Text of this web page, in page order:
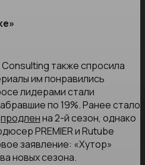
также спросила
им понравились
лидерами стали
по 19%. Ранее стало
продленна 2-й сезон, однако
PREMIER и Rutube
заявление: «Хутор»
новых сезона.